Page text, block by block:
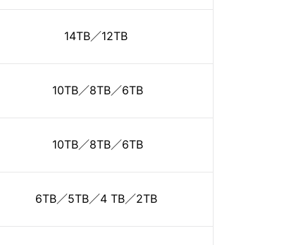
14TB／12TB
10TB／8TB／6TB
10TB／8TB／6TB
6TB／5TB／4 TB／2TB